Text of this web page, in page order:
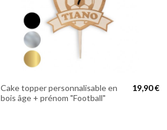
Cake topper personnalisable en
bois âge + prénom "Football"
19,90 €